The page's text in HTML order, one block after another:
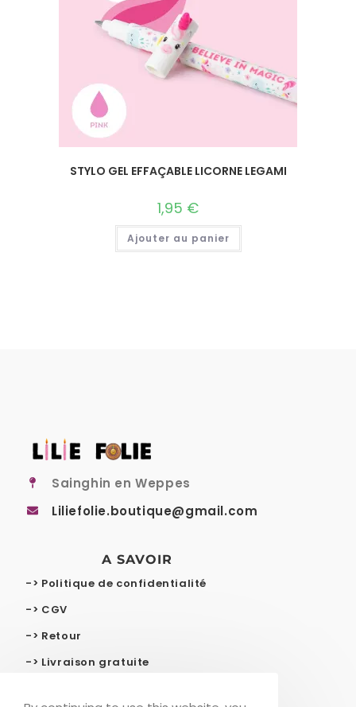
STYLO GEL EFFAÇABLE LICORNE LEGAMI
1,95 €
Ajouter au panier
Sainghin en Weppes
Liliefolie.boutique@gmail.com
A SAVOIR
-> Politique de confidentialité
-> CGV
-> Retour
-> Livraison gratuite